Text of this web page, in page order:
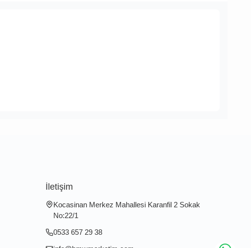
İletişim
Kocasinan Merkez Mahallesi Karanfil 2 Sokak
No:22/1
0533 657 29 38